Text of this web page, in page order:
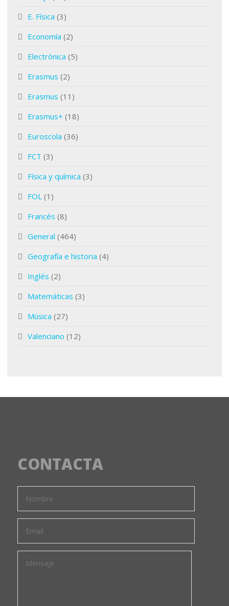
E. Física (3)
Economía (2)
Electrónica (5)
Erasmus (2)
Erasmus (11)
Erasmus+ (18)
Euroscola (36)
FCT (3)
Física y química (3)
FOL (1)
Francés (8)
General (464)
Geografía e historia (4)
Inglés (2)
Matemáticas (3)
Música (27)
Valenciano (12)
CONTACTA